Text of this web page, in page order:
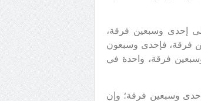
إحدى وسبعين فرقة،
فرقة، فإحدى وسبعون
فرقة، واحدة في
وسبعين فرقة؛ وإن